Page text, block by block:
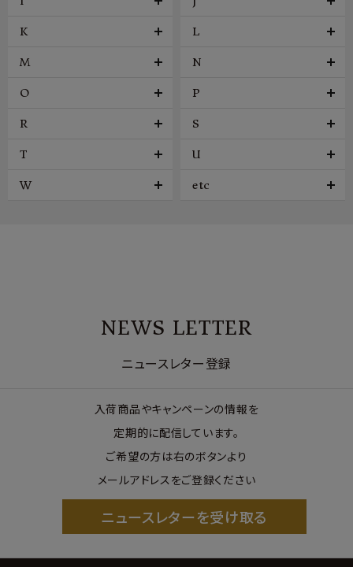
K L
M N
O P
R S
T U
W etc
NEWS LETTER
ニュースレター登録
入荷商品やキャンペーンの情報を
定期的に配信しています。
ご希望の方は右のボタンより
メールアドレスをご登録ください
ニュースレターを受け取る